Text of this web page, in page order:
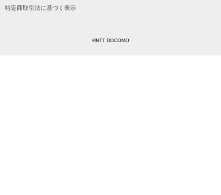
特定商取引法に基づく表示
©NTT DOCOMO